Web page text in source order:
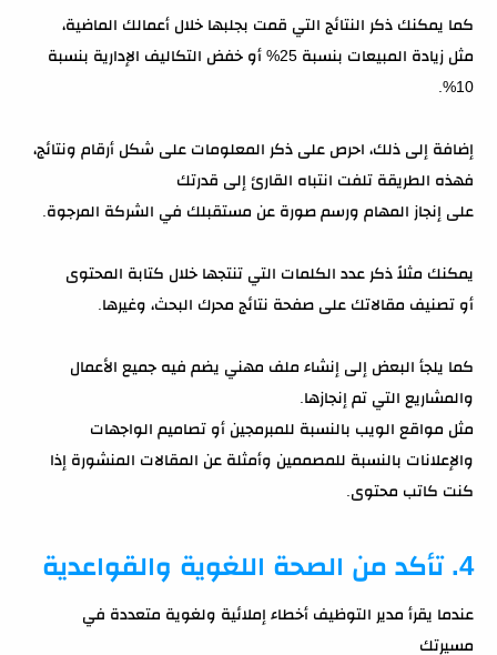
كما يمكنك ذكر النتائج التي قمت بجلبها خلال أعمالك الماضية،
مثل زيادة المبيعات بنسبة 25% أو خفض التكاليف الإدارية بنسبة
10%.
إضافة إلى ذلك، احرص على ذكر المعلومات على شكل أرقام ونتائج،
فهذه الطريقة تلفت انتباه القارئ إلى قدرتك
على إنجاز المهام ورسم صورة عن مستقبلك في الشركة المرجوة.
يمكنك مثلاً ذكر عدد الكلمات التي تنتجها خلال كتابة المحتوى
أو تصنيف مقالاتك على صفحة نتائج محرك البحث، وغيرها.
كما يلجأ البعض إلى إنشاء ملف مهني يضم فيه جميع الأعمال
والمشاريع التي تم إنجازها.
مثل مواقع الويب بالنسبة للمبرمجين أو تصاميم الواجهات
والإعلانات بالنسبة للمصممين وأمثلة عن المقالات المنشورة إذا
كنت كاتب محتوى.
4. تأكد من الصحة اللغوية والقواعدية
عندما يقرأ مدير التوظيف أخطاء إملائية ولغوية متعددة في
مسيرتك